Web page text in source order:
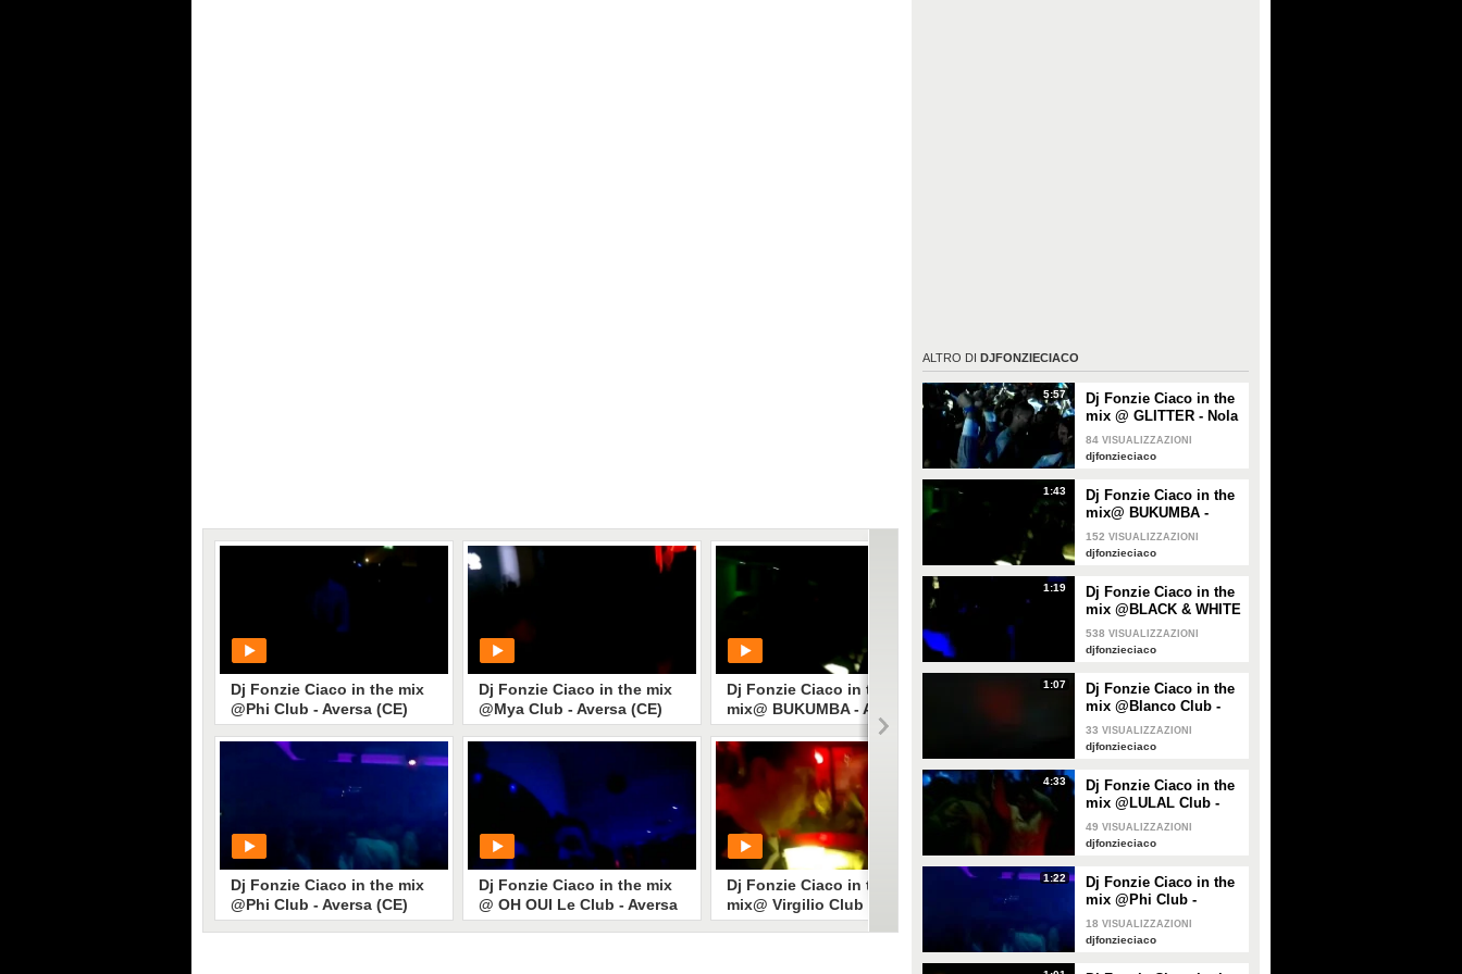
ALTRO DI DJFONZIECIACO
5:57
Dj Fonzie Ciaco in the
mix @ GLITTER - Nola
(NA)
84 VISUALIZZAZIONI
djfonzieciaco
1:43
Dj Fonzie Ciaco in the
mix@ BUKUMBA -
AVERSA (CE)
152 VISUALIZZAZIONI
djfonzieciaco
1:19
Dj Fonzie Ciaco in the
mix @BLACK & WHITE
DISCO - POZZUOLI
(NA)
538 VISUALIZZAZIONI
djfonzieciaco
1:07
Dj Fonzie Ciaco in the
mix @Blanco Club -
Napoli
33 VISUALIZZAZIONI
djfonzieciaco
4:33
Dj Fonzie Ciaco in the
mix @LULAL Club -
Napoli -10/03/2012
49 VISUALIZZAZIONI
djfonzieciaco
1:22
Dj Fonzie Ciaco in the
mix @Phi Club -
Aversa (CE)
Capodanno 2013
18 VISUALIZZAZIONI
djfonzieciaco
Dj Fonzie Ciaco in the mix
@Phi Club - Aversa (CE)
36 djfonzieciaco
Dj Fonzie Ciaco in the mix
@Phi Club - Aversa (CE)
Capodanno 2013
Dj Fonzie Ciaco in the mix
@Mya Club - Aversa (CE)
PLAY
318 djfonzieciaco
Dj Fonzie Ciaco in the mix
@ OH OUI Le Club - Aversa
(CE)
Dj Fonzie Ciaco in the
mix@ BUKUMBA - AVERSA
(CE)
152• didjfonzieciaco
Dj Fonzie Ciaco in the
mix@ Virgilio Club NAPOLI
Dj Fonzie Ciaco in the mix
@Virgilio Club - NAPOLI
PLAY
354 • di djfonzieciaco
Dj Fonzie Ciaco in the mix
@Blanco Club - Napoli
Dj Fonzie Ciaco in the mix
Dj Fonzie Ciaco in the mix